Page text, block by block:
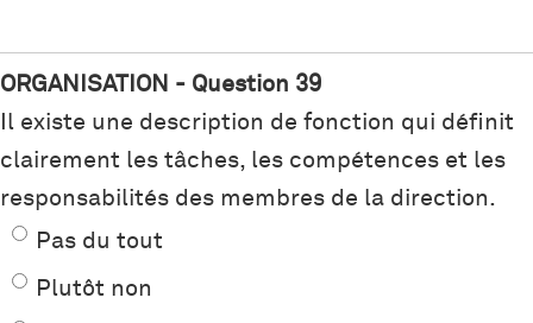
ORGANISATION - Question 39
Il existe une description de fonction qui définit
clairement les tâches, les compétences et les
responsabilités des membres de la direction.
Pas du tout
Plutôt non